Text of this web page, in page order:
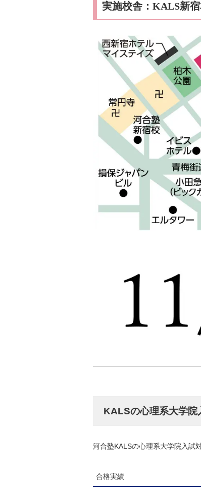
実施校舎：KALS新
KALSの心理系大学院
河合塾KALSの心理系大学院入試
合格実績